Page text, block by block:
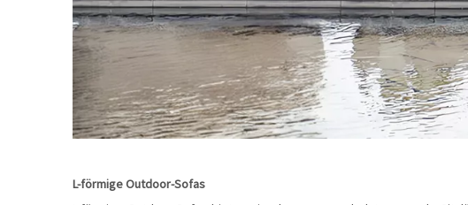
L-förmige Outdoor-Sofas